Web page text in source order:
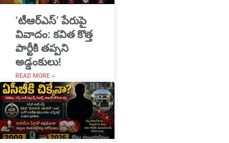
‘టీఆర్ఎస్’ పేరుపై
వివాదం: కవిత కొత్త
పార్టీకి తప్పని
అడ్డంకులు!
READ MORE »